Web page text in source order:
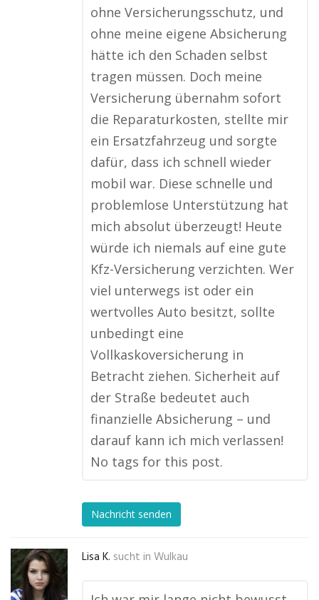
ohne Versicherungsschutz, und
ohne meine eigene Absicherung
hätte ich den Schaden selbst
tragen müssen. Doch meine
Versicherung übernahm sofort
die Reparaturkosten, stellte mir
ein Ersatzfahrzeug und sorgte
dafür, dass ich schnell wieder
mobil war. Diese schnelle und
problemlose Unterstützung hat
mich absolut überzeugt! Heute
würde ich niemals auf eine gute
Kfz-Versicherung verzichten. Wer
viel unterwegs ist oder ein
wertvolles Auto besitzt, sollte
unbedingt eine
Vollkaskoversicherung in
Betracht ziehen. Sicherheit auf
der Straße bedeutet auch
finanzielle Absicherung – und
darauf kann ich mich verlassen!
No tags for this post.
Nachricht senden
Lisa K. sucht in Wulkau